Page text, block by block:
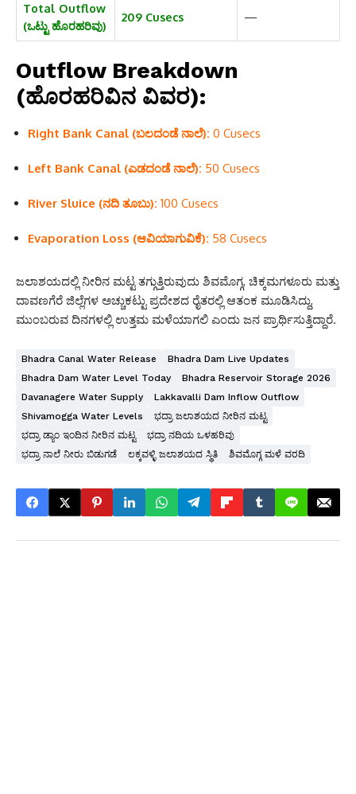
Total Outflow
(ಒಟ್ಟು ಹೊರಹರಿವು)
209 Cusecs —
Outflow Breakdown
(ಹೊರಹರಿವಿನ ವಿವರ):
Right Bank Canal (ಬಲದಂಡೆ ನಾಲೆ): 0 Cusecs
Left Bank Canal (ಎಡದಂಡೆ ನಾಲೆ): 50 Cusecs
River Sluice (ನದಿ ತೂಬು): 100 Cusecs
Evaporation Loss (ಆವಿಯಾಗುವಿಕೆ): 58 Cusecs
ಜಲಾಶಯದಲ್ಲಿ ನೀರಿನ ಮಟ್ಟ ತಗ್ಗುತ್ತಿರುವುದು ಶಿವಮೊಗ್ಗ, ಚಿಕ್ಕಮಗಳೂರು ಮತ್ತು
ದಾವಣಗೆರೆ ಜಿಲ್ಲೆಗಳ ಅಚ್ಚುಕಟ್ಟು ಪ್ರದೇಶದ ರೈತರಲ್ಲಿ ಆತಂಕ ಮೂಡಿಸಿದ್ದು,
ಮುಂಬರುವ ದಿನಗಳಲ್ಲಿ ಉತ್ತಮ ಮಳೆಯಾಗಲಿ ಎಂದು ಜನ ಪ್ರಾರ್ಥಿಸುತ್ತಿದ್ದಾರೆ.
Bhadra Canal Water Release
Bhadra Dam Live Updates
Bhadra Dam Water Level Today
Bhadra Reservoir Storage 2026
Davanagere Water Supply
Lakkavalli Dam Inflow Outflow
Shivamogga Water Levels
ಭದ್ರಾ ಜಲಾಶಯದ ನೀರಿನ ಮಟ್ಟ
ಭದ್ರಾ ಡ್ಯಾಂ ಇಂದಿನ ನೀರಿನ ಮಟ್ಟ
ಭದ್ರಾ ನದಿಯ ಒಳಹರಿವು
ಭದ್ರಾ ನಾಲೆ ನೀರು ಬಿಡುಗಡೆ
ಲಕ್ಕವಳ್ಳಿ ಜಲಾಶಯದ ಸ್ಥಿತಿ ಶಿವಮೊಗ್ಗ ಮಳೆ ವರದಿ